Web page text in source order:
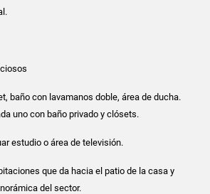
baño con lavamanos doble, área de ducha.
uno con baño privado y clósets.
estudio o área de televisión.
que da hacia el patio de la casa y
del sector.